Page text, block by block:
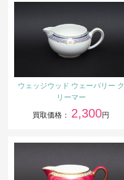
ウェッジウッド ウェーバリー ク
リーマー
買取価格： 2,300円